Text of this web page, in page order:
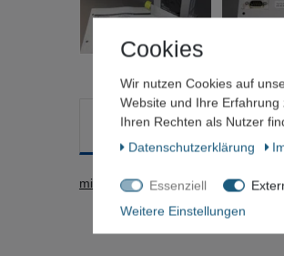
Beschreibung Technische
mit Certification
Cookies
Wir nutzen Cookies auf
Website und Ihre
Ihren Rechten als Nutzer
Daten­schutz­erklärung
Essenziell
Weitere Einstellungen